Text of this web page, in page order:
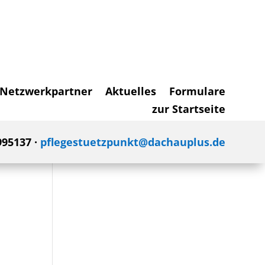
Netzwerkpartner Aktuelles
Formulare
zur Startseite
· pflegestuetzpunkt@dachauplus.de